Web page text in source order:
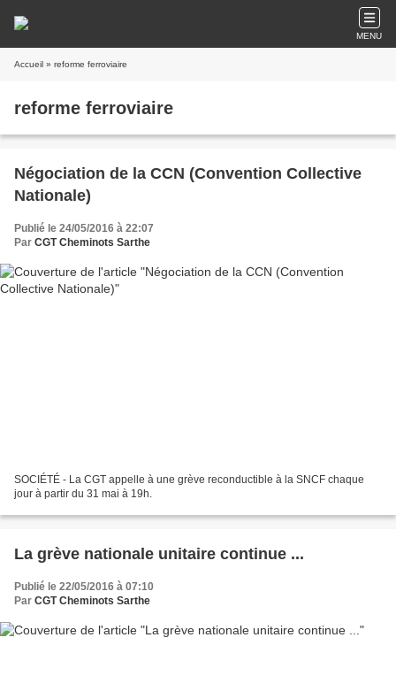
MENU
Accueil » reforme ferroviaire
reforme ferroviaire
Négociation de la CCN (Convention Collective
Nationale)
Publié le 24/05/2016 à 22:07
Par CGT Cheminots Sarthe
SOCIÉTÉ - La CGT appelle à une grève reconductible à la SNCF chaque
jour à partir du 31 mai à 19h.
La grève nationale unitaire continue ...
Publié le 22/05/2016 à 07:10
Par CGT Cheminots Sarthe